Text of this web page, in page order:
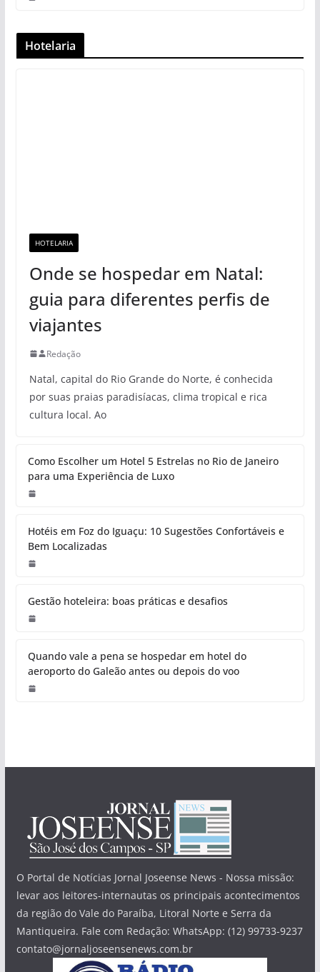
Hotelaria
HOTELARIA
Onde se hospedar em Natal:
guia para diferentes perfis de
viajantes
Redação
Natal, capital do Rio Grande do Norte, é conhecida
por suas praias paradisíacas, clima tropical e rica
cultura local. Ao
Como Escolher um Hotel 5 Estrelas no Rio de Janeiro
para uma Experiência de Luxo
Hotéis em Foz do Iguaçu: 10 Sugestões Confortáveis e
Bem Localizadas
Gestão hoteleira: boas práticas e desafios
Quando vale a pena se hospedar em hotel do
aeroporto do Galeão antes ou depois do voo
O Portal de Notícias Jornal Joseense News - Nossa missão:
levar aos leitores-internautas os principais acontecimentos
da região do Vale do Paraíba, Litoral Norte e Serra da
Mantiqueira. Fale com Redação: WhatsApp: (12) 99733-9237
contato@jornaljoseensenews.com.br